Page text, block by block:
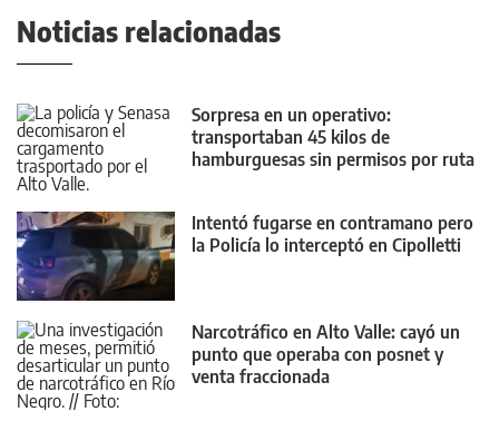
Noticias relacionadas
Sorpresa en un operativo:
transportaban 45 kilos de
hamburguesas sin permisos por ruta
Intentó fugarse en contramano pero
la Policía lo interceptó en Cipolletti
Narcotráfico en Alto Valle: cayó un
punto que operaba con posnet y
venta fraccionada